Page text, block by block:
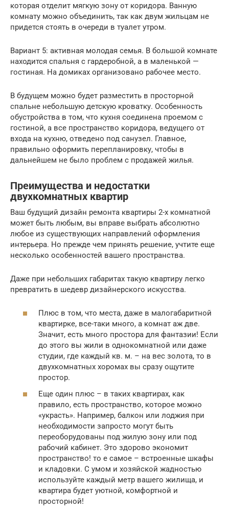
которая отделит мягкую зону от коридора. Ванную
комнату можно объединить, так как двум жильцам не
придется стоять в очереди в туалет утром.
Вариант 5: активная молодая семья. В большой комнате
находится спальня с гардеробной, а в маленькой —
гостиная. На домиках организовано рабочее место.
В будущем можно будет разместить в просторной
спальне небольшую детскую кроватку. Особенность
обустройства в том, что кухня соединена проемом с
гостиной, а все пространство коридора, ведущего от
входа на кухню, отведено под санузел. Главное,
правильно оформить перепланировку, чтобы в
дальнейшем не было проблем с продажей жилья.
Преимущества и недостатки
двухкомнатных квартир
Ваш будущий дизайн ремонта квартиры 2-х комнатной
может быть любым, вы вправе выбрать абсолютно
любое из существующих направлений оформления
интерьера. Но прежде чем принять решение, учтите еще
несколько особенностей вашего пространства.
Даже при небольших габаритах такую квартиру легко
превратить в шедевр дизайнерского искусства.
Плюс в том, что места, даже в малогабаритной
квартирке, все-таки много, а комнат аж две.
Значит, есть много простора для фантазии! Если
до этого вы жили в однокомнатной или даже
студии, где каждый кв. м. – на вес золота, то в
двухкомнатных хоромах вы сразу ощутите
простор.
Еще один плюс – в таких квартирах, как
правило, есть пространство, которое можно
«украсть». Например, балкон или лоджия при
необходимости запросто могут быть
переоборудованы под жилую зону или под
рабочий кабинет. Это здорово экономит
пространство! то е самое – встроенные шкафы
и кладовки. С умом и хозяйской жадностью
используйте каждый метр вашего жилища, и
квартира будет уютной, комфортной и
просторной!